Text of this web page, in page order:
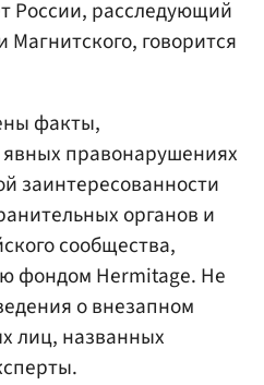
России, расследующий
Магнитского, говорится
факты,
правонарушениях
заинтересованности
органов и
сообщества,
фондом Hermitage. Не
о внезапном
лиц, названных